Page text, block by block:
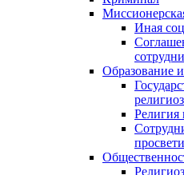
Иная
Образование и
Религия